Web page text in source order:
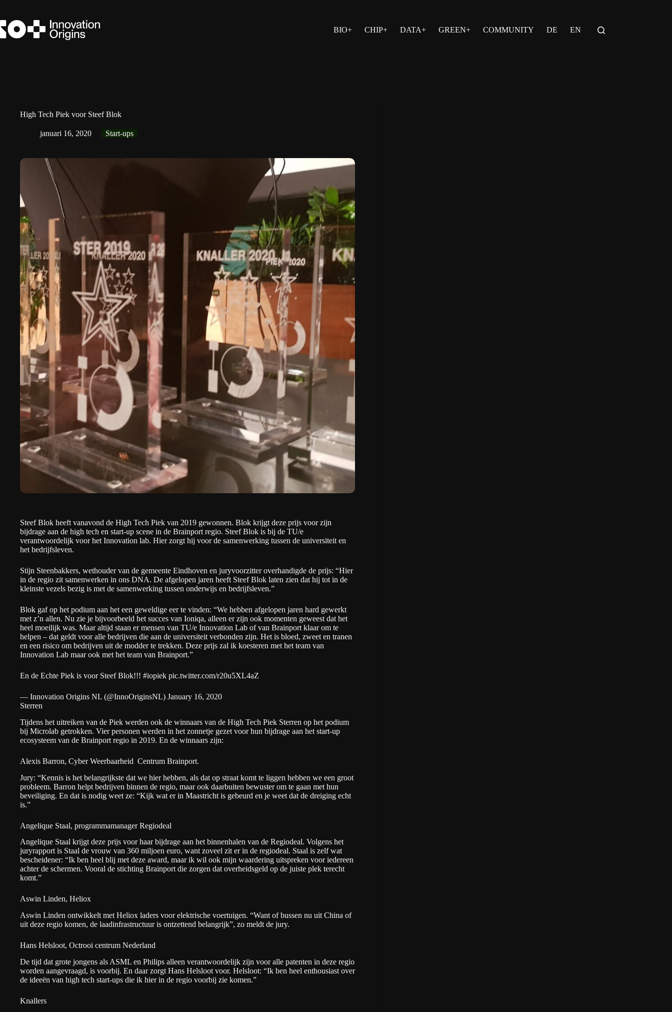
de
inhoud
BIO+ CHIP+ DATA+ GREEN+ COMMUNITY DE EN
High Tech Piek voor Steef Blok
januari 16, 2020 Start-ups
Steef Blok heeft vanavond de High Tech Piek van 2019 gewonnen. Blok krijgt deze prijs voor zijn
bijdrage aan de high tech en start-up scene in de Brainport regio. Steef Blok is bij de TU/e
verantwoordelijk voor het Innovation lab. Hier zorgt hij voor de samenwerking tussen de universiteit en
het bedrijfsleven.
Stijn Steenbakkers, wethouder van de gemeente Eindhoven en juryvoorzitter overhandigde de prijs: “Hier
in de regio zit samenwerken in ons DNA. De afgelopen jaren heeft Steef Blok laten zien dat hij tot in de
kleinste vezels bezig is met de samenwerking tussen onderwijs en bedrijfsleven.”
Blok gaf op het podium aan het een geweldige eer te vinden: “We hebben afgelopen jaren hard gewerkt
met z’n allen. Nu zie je bijvoorbeeld het succes van Ioniqa, alleen er zijn ook momenten geweest dat het
heel moeilijk was. Maar altijd staan er mensen van TU/e Innovation Lab of van Brainport klaar om te
helpen – dat geldt voor alle bedrijven die aan de universiteit verbonden zijn. Het is bloed, zweet en tranen
en een risico om bedrijven uit de modder te trekken. Deze prijs zal ik koesteren met het team van
Innovation Lab maar ook met het team van Brainport.”
En de Echte Piek is voor Steef Blok!!! #iopiek pic.twitter.com/r20u5XL4aZ
— Innovation Origins NL (@InnoOriginsNL) January 16, 2020
Sterren
Tijdens het uitreiken van de Piek werden ook de winnaars van de High Tech Piek Sterren op het podium
bij Microlab getrokken. Vier personen werden in het zonnetje gezet voor hun bijdrage aan het start-up
ecosysteem van de Brainport regio in 2019. En de winnaars zijn:
Alexis Barron, Cyber Weerbaarheid Centrum Brainport.
Jury: “Kennis is het belangrijkste dat we hier hebben, als dat op straat komt te liggen hebben we een groot
probleem. Barron helpt bedrijven binnen de regio, maar ook daarbuiten bewuster om te gaan met hun
beveiliging. En dat is nodig weet ze: “Kijk wat er in Maastricht is gebeurd en je weet dat de dreiging echt
is.”
Angelique Staal, programmamanager Regiodeal
Angelique Staal krijgt deze prijs voor haar bijdrage aan het binnenhalen van de Regiodeal. Volgens het
juryrapport is Staal de vrouw van 360 miljoen euro, want zoveel zit er in de regiodeal. Staal is zelf wat
bescheidener: “Ik ben heel blij met deze award, maar ik wil ook mijn waardering uitspreken voor iedereen
achter de schermen. Vooral de stichting Brainport die zorgen dat overheidsgeld op de juiste plek terecht
komt.”
Aswin Linden, Heliox
Aswin Linden ontwikkelt met Heliox laders voor elektrische voertuigen. “Want of bussen nu uit China of
uit deze regio komen, de laadinfrastructuur is ontzettend belangrijk”, zo meldt de jury.
Hans Helsloot, Octrooi centrum Nederland
De tijd dat grote jongens als ASML en Philips alleen verantwoordelijk zijn voor alle patenten in deze regio
worden aangevraagd, is voorbij. En daar zorgt Hans Helsloot voor. Helsloot: “Ik ben heel enthousiast over
de ideeën van high tech start-ups die ik hier in de regio voorbij zie komen.”
Knallers